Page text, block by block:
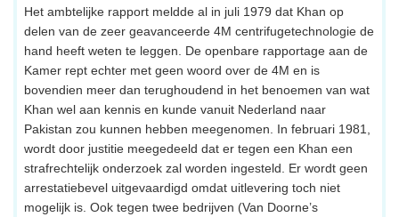
Het ambtelijke rapport meldde al in juli 1979 dat Khan op
delen van de zeer geavanceerde 4M centrifugetechnologie de
hand heeft weten te leggen. De openbare rapportage aan de
Kamer rept echter met geen woord over de 4M en is
bovendien meer dan terughoudend in het benoemen van wat
Khan wel aan kennis en kunde vanuit Nederland naar
Pakistan zou kunnen hebben meegenomen. In februari 1981,
wordt door justitie meegedeeld dat er tegen een Khan een
strafrechtelijk onderzoek zal worden ingesteld. Er wordt geen
arrestatiebevel uitgevaardigd omdat uitlevering toch niet
mogelijk is. Ook tegen twee bedrijven (Van Doorne’s